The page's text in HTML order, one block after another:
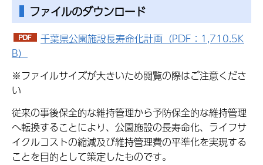
ファイルのダウンロード
千葉県公園施設長寿命化計画（PDF：1,710.5K
B）
※ファイルサイズが大きいため閲覧の際はご注意くださ
い
従来の事後保全的な維持管理から予防保全的な維持管理
へ転換することにより、公園施設の長寿命化、ライフサ
イクルコストの縮減及び維持管理費の平準化を実現する
ことを目的として策定したものです。